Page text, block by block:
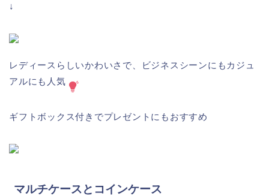
↓
レディースらしいかわいさで、ビジネスシーンにもカジュ
アルにも人気
ギフトボックス付きでプレゼントにもおすすめ
マルチケースとコインケース